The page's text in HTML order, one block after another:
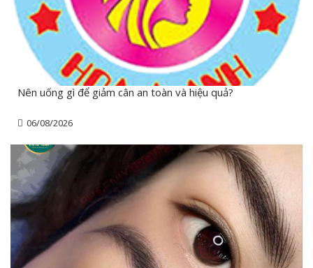
Nên uống gì để giảm cân an toàn và hiệu quả?
06/08/2026